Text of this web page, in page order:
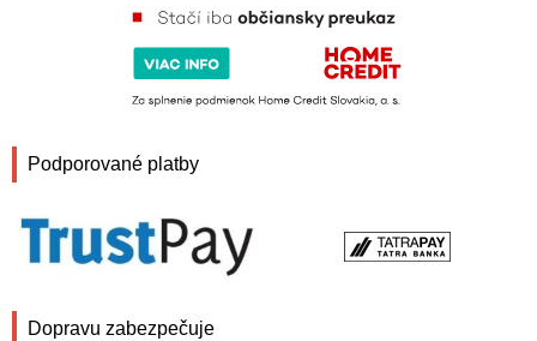
Podporované platby
Dopravu zabezpečuje